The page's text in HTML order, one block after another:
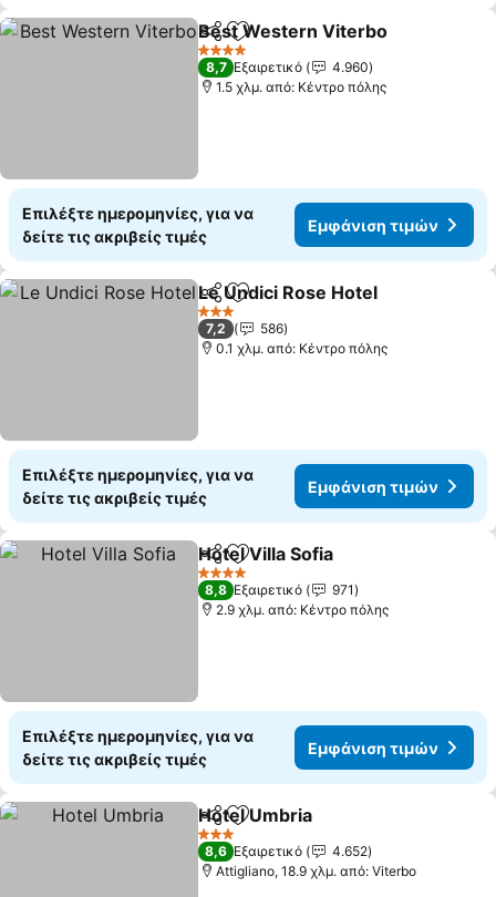
Κοινοποίηση
Προσθήκη στα αγαπημένα
Best Western Viterbo
4 Αστέρια
8,7 Εξαιρετικό
4.960
1.5 χλμ. από: Κέντρο πόλης
Επιλέξτε ημερομηνίες, για να
δείτε τις ακριβείς τιμές
Εμφάνιση τιμών
Κοινοποίηση
Προσθήκη στα αγαπημένα
Le Undici Rose Hotel
3 Αστέρια
7,2
586
0.1 χλμ. από: Κέντρο πόλης
Επιλέξτε ημερομηνίες, για να
δείτε τις ακριβείς τιμές
Εμφάνιση τιμών
Κοινοποίηση
Προσθήκη στα αγαπημένα
Hotel Villa Sofia
4 Αστέρια
8,8 Εξαιρετικό
971
2.9 χλμ. από: Κέντρο πόλης
Επιλέξτε ημερομηνίες, για να
δείτε τις ακριβείς τιμές
Εμφάνιση τιμών
Κοινοποίηση
Προσθήκη στα αγαπημένα
Hotel Umbria
3 Αστέρια
8,6 Εξαιρετικό
4.652
Attigliano, 18.9 χλμ. από: Viterbo